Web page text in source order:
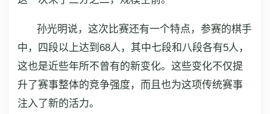
孙光明说，这次比赛还有一个特点，参赛的棋手
中，四段以上达到68人，其中七段和八段各有5人，
这也是近些年所不曾有的新变化。这些变化不仅提
升了赛事整体的竞争强度，而且也为这项传统赛事
注入了新的活力。